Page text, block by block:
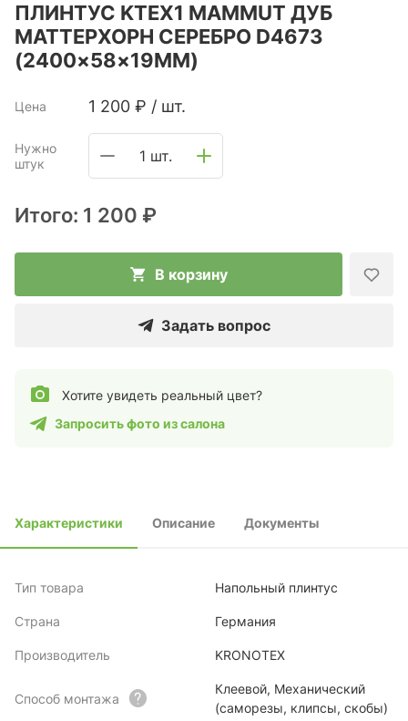
ПЛИНТУС KTEX1 MAMMUT ДУБ
МАТТЕРХОРН СЕРЕБРО D4673
(2400×58×19ММ)
Цена 1 200 ₽ / шт.
Нужно
штук
1 шт.
Итого: 1 200 ₽
В корзину
Задать вопрос
Хотите увидеть реальный цвет?
Запросить фото из салона
Характеристики Описание Документы
Тип товара Напольный плинтус
Страна Германия
Производитель KRONOTEX
Способ монтажа
Клеевой, Механический
(саморезы, клипсы, скобы)